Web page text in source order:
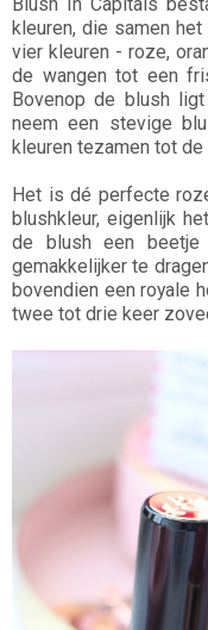
kleuren, die samen
vier kleuren - roze,
de wangen tot een
Bovenop de blush
neem een stevige
kleuren tezamen tot
Het is dé perfecte
blushkleur, eigenlijk
de blush een
gemakkelijker te
bovendien een royale
twee tot drie keer